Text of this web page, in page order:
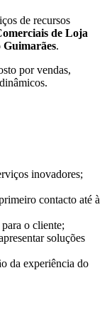
de recursos
de Loja
Guimarães.
por vendas,
inovadores;
contacto até à
o cliente;
soluções
da experiência do